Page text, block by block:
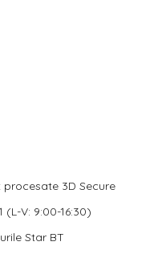
3D Secure
(L-V: 9:00-16:30)
Star BT